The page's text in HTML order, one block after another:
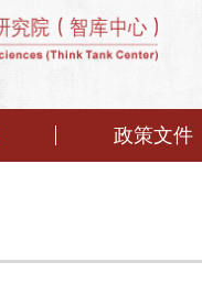
政策文件